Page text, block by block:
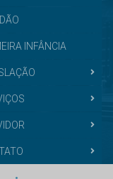
INFÂNCIA